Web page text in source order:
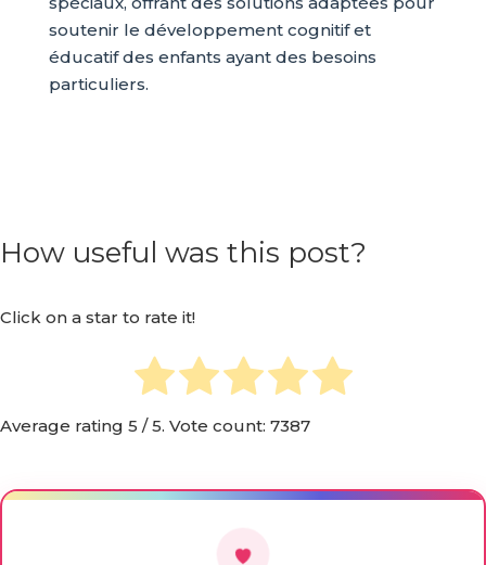
soutenir le développement cognitif et
éducatif des enfants ayant des besoins
particuliers.
How useful was this post?
Click on a star to rate it!
Average rating 5 / 5. Vote count: 7387